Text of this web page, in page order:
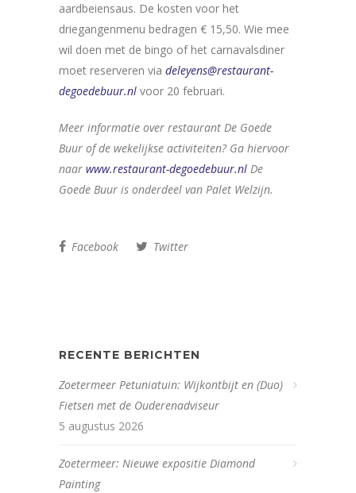
aardbeiensaus. De kosten voor het
driegangenmenu bedragen € 15,50. Wie mee
wil doen met de bingo of het carnavalsdiner
moet reserveren via deleyens@restaurant-
degoedebuur.nl voor 20 februari.
Meer informatie over restaurant De Goede
Buur of de wekelijkse activiteiten? Ga hiervoor
naar www.restaurant-degoedebuur.nl De
Goede Buur is onderdeel van Palet Welzijn.
Facebook Twitter
RECENTE BERICHTEN
Zoetermeer Petuniatuin: Wijkontbijt en (Duo)
Fietsen met de Ouderenadviseur
5 augustus 2026
Zoetermeer: Nieuwe expositie Diamond
Painting